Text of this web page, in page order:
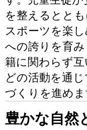
を整えるとと
スポーツを楽
への誇りを育
籍に関わらず
どの活動を通
づくりを進めま
豊かな自然